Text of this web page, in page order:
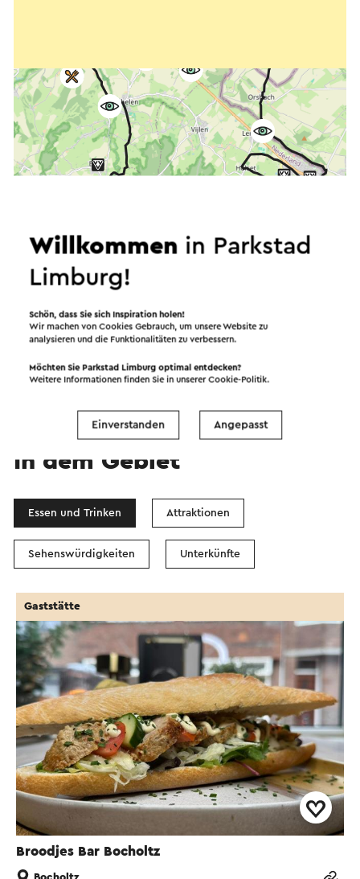
Starten Sie die Route
Filter anzeigen
In dem Gebiet
Essen und Trinken Attraktionen
Sehenswürdigkeiten Unterkünfte
Broodjes Bar Bocholtz
Gaststätte
Willkommen in Parkstad
Limburg!
Schön, dass Sie sich Inspiration holen!
Wir machen von Cookies Gebrauch, um unsere Website zu
analysieren und die Funktionalitäten zu verbessern.
Möchten Sie Parkstad Limburg optimal entdecken?
Weitere Informationen finden Sie in unsererCookie-Politik.
Einverstanden Angepasst